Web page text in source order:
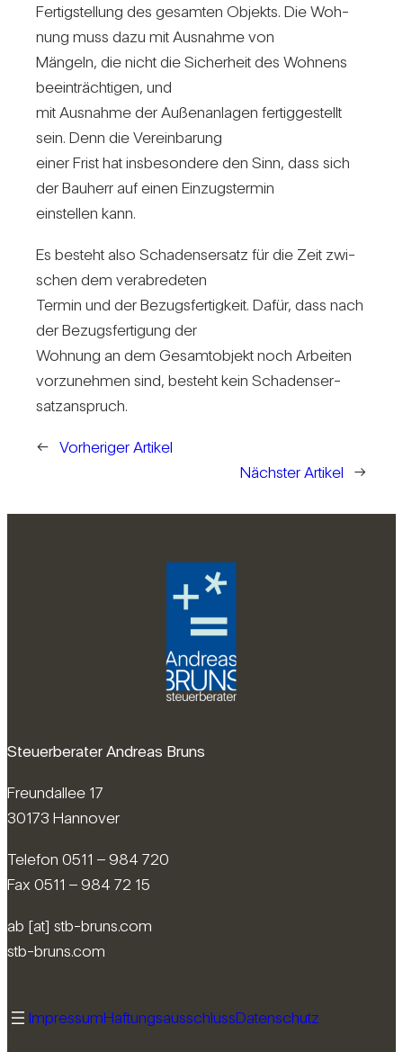
Fer­tig­stel­lung des gesamten Objekts. Die Woh­
nung muss dazu mit Aus­nahme von
Män­geln, die nicht die Sicher­heit des Woh­nens
beein­träch­tigen, und
mit Aus­nahme der Außen­an­lagen fer­tig­ge­stellt
sein. Denn die Ver­ein­ba­rung
einer Frist hat ins­be­son­dere den Sinn, dass sich
der Bau­herr auf einen Ein­zugs­termin
ein­stellen kann.
Es besteht also Scha­dens­er­satz für die Zeit zwi­
schen dem ver­ab­re­deten
Termin und der Bezugs­fer­tig­keit. Dafür, dass nach
der Bezugs­fer­ti­gung der
Woh­nung an dem Gesamt­ob­jekt noch Arbeiten
vor­zu­nehmen sind, besteht kein Scha­dens­er­
satz­an­spruch.
← Vorheriger Artikel
Nächster Artikel
→
Steuerberater Andreas Bruns
Freundallee 17
30173 Hannover
Telefon 0511 – 984 720
Fax 0511 – 984 72 15
ab [at] stb-bruns.com
stb-bruns.com
ImpressumHaftungsausschlussDatenschutz